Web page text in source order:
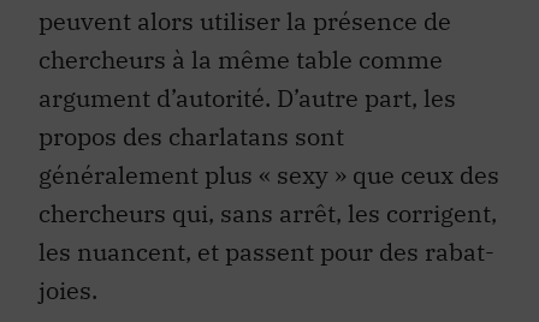
peuvent alors utiliser la présence de
chercheurs à la même table comme
argument d’autorité. D’autre part, les
propos des charlatans sont
généralement plus « sexy » que ceux des
chercheurs qui, sans arrêt, les corrigent,
les nuancent, et passent pour des rabat-
joies.